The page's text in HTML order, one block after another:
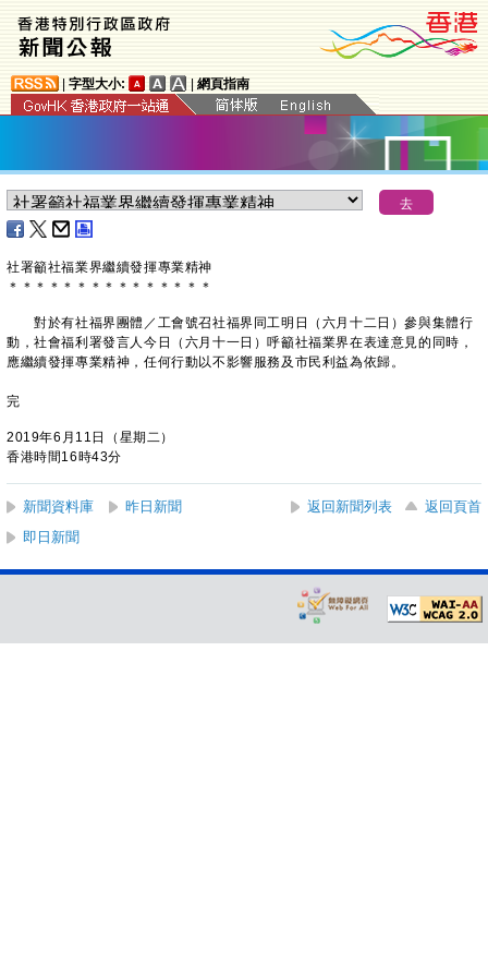
字型大小: 網頁指南
社署籲社福業界繼續發揮專業精神
＊ ＊ ＊ ＊ ＊ ＊ ＊ ＊ ＊ ＊ ＊ ＊ ＊ ＊ ＊
對於有社福界團體／工會號召社福界同工明日（六月十二日）參與集體行
動，社會福利署發言人今日（六月十一日）呼籲社福業界在表達意見的同時，
應繼續發揮專業精神，任何行動以不影響服務及市民利益為依歸。
完
2019年6月11日（星期二）
香港時間16時43分
新聞資料庫 昨日新聞 返回新聞列表
返回頁首
即日新聞